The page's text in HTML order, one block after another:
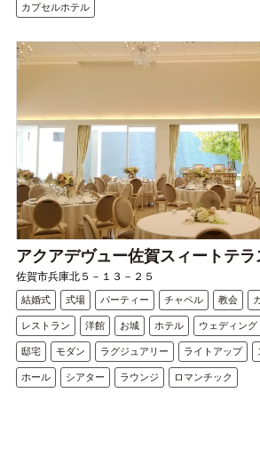
カプセルホテル
アクアデヴュー佐賀スィートテラ
佐賀市兵庫北５－１３－２５
結婚式 式場 パーティー チャペル 教会
レストラン 洋館 お城 ホテル ウェディング
邸宅 モダン ラグジュアリー ライトアップ
ホール シアター ラウンジ ロマンチック